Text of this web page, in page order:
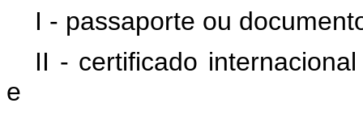
I - passaporte ou
II - certificado
e